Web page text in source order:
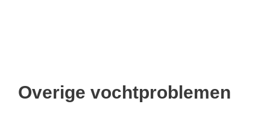
Overige vochtproblemen